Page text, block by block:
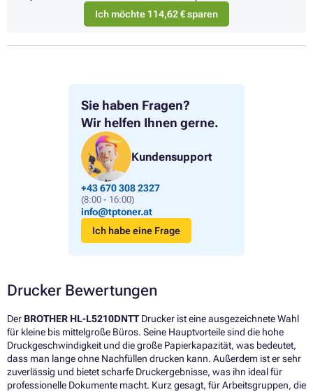
Sie haben Fragen?
Wir helfen Ihnen gerne.
Kundensupport
+43 670 308 2327
(8:00 - 16:00)
info@tptoner.at
Ich habe eine Frage
Ich möchte 114,62 € sparen
Drucker Bewertungen
Der BROTHER HL-L5210DNTTDrucker ist eine ausgezeichnete Wahl
für kleine bis mittelgroße Büros. Seine Hauptvorteile sind die hohe
Druckgeschwindigkeit und die große Papierkapazität, was bedeutet,
dass man lange ohne Nachfüllen drucken kann. Außerdem ist er sehr
zuverlässig und bietet scharfe Druckergebnisse, was ihn ideal für
professionelle Dokumente macht. Kurz gesagt, für Arbeitsgruppen, die